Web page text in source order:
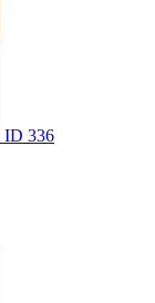
ID 336